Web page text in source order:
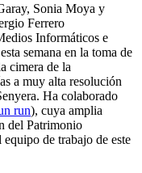
Sonia Moya y
Ferrero
Informáticos e
semana en la toma de
cimera de la
a muy alta resolución
Ha colaborado
run), cuya amplia
del Patrimonio
de trabajo de este